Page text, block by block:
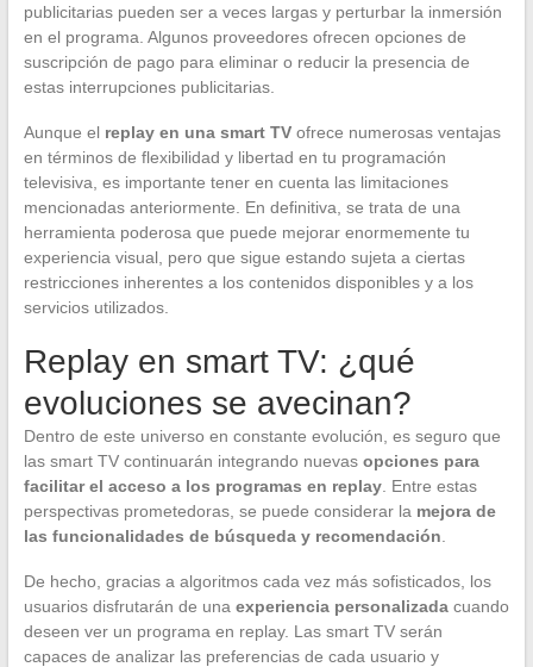
publicitarias pueden ser a veces largas y perturbar la inmersión
en el programa. Algunos proveedores ofrecen opciones de
suscripción de pago para eliminar o reducir la presencia de
estas interrupciones publicitarias.
Aunque el replay en una smart TVofrece numerosas ventajas
en términos de flexibilidad y libertad en tu programación
televisiva, es importante tener en cuenta las limitaciones
mencionadas anteriormente. En definitiva, se trata de una
herramienta poderosa que puede mejorar enormemente tu
experiencia visual, pero que sigue estando sujeta a ciertas
restricciones inherentes a los contenidos disponibles y a los
servicios utilizados.
Replay en smart TV: ¿qué
evoluciones se avecinan?
Dentro de este universo en constante evolución, es seguro que
las smart TV continuarán integrando nuevas opciones para
facilitar el acceso a los programas en replay. Entre estas
perspectivas prometedoras, se puede considerar la mejora de
las funcionalidades de búsqueda y recomendación
De hecho, gracias a algoritmos cada vez más sofisticados, los
usuarios disfrutarán de una experiencia personalizadacuando
deseen ver un programa en replay. Las smart TV serán
capaces de analizar las preferencias de cada usuario y